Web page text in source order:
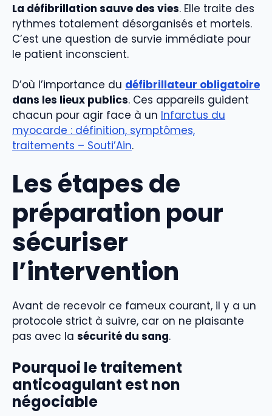
La défibrillation sauve des vies. Elle traite des
rythmes totalement désorganisés et mortels.
C’est une question de survie immédiate pour
le patient inconscient.
D’où l’importance du défibrillateur obligatoire
dans les lieux publics. Ces appareils guident
chacun pour agir face à un Infarctus du
myocarde : définition, symptômes,
traitements – Souti’Ain.
Les étapes de
préparation pour
sécuriser
l’intervention
Avant de recevoir ce fameux courant, il y a un
protocole strict à suivre, car on ne plaisante
pas avec la sécurité du sang.
Pourquoi le traitement
anticoagulant est non
négociable